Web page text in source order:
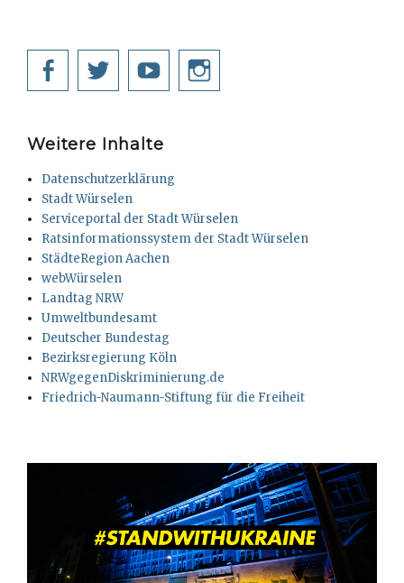
Facebook
TwitterYouTube
Weitere Inhalte
Datenschutzerklärung
Stadt Würselen
Serviceportal der Stadt Würselen
Ratsinformationssystem der Stadt Würselen
StädteRegion Aachen
webWürselen
Landtag NRW
Umweltbundesamt
Deutscher Bundestag
Bezirksregierung Köln
NRWgegenDiskriminierung.de
Friedrich-Naumann-Stiftung für die Freiheit